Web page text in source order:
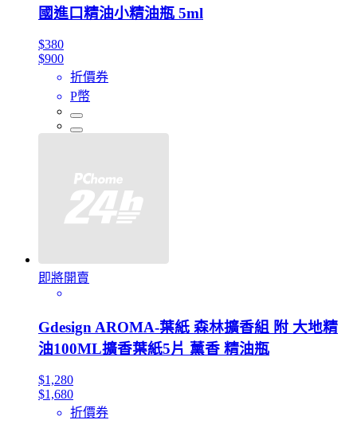
國進口精油小精油瓶 5ml
$380
$900
折價券
P幣
即將開賣
Gdesign AROMA-葉紙 森林擴香組 附 大地精
油100ML擴香葉紙5片 薰香 精油瓶
$1,280
$1,680
折價券